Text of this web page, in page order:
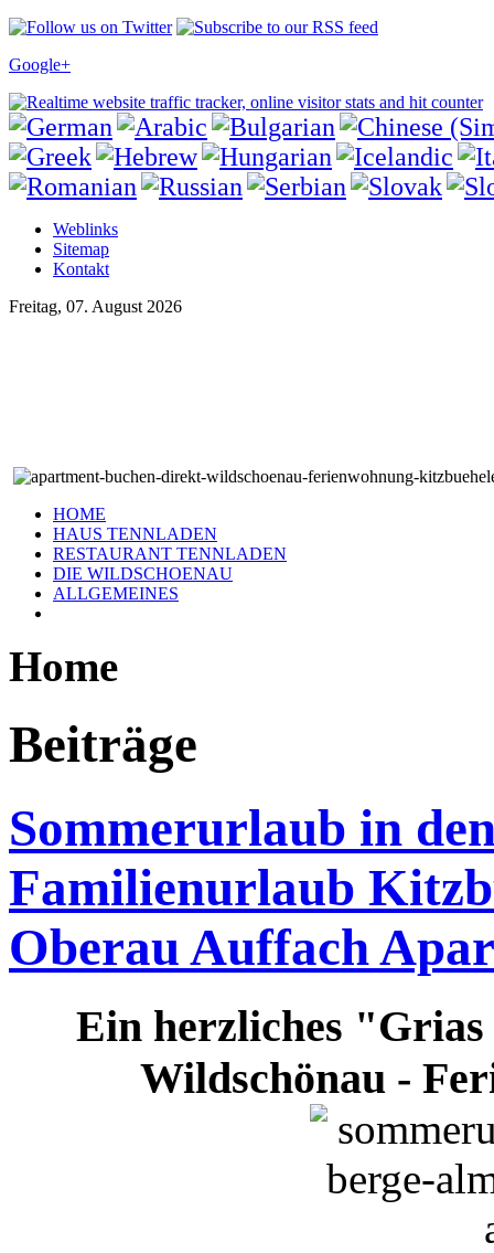
Google+
Weblinks
Sitemap
Kontakt
Freitag, 07. August 2026
HOME
HAUS TENNLADEN
RESTAURANT TENNLADEN
DIE WILDSCHOENAU
ALLGEMEINES
Home
Beiträge
Sommerurlaub in
Familienurlaub
Oberau Auffach
Ein herzliches
Wildschönau -